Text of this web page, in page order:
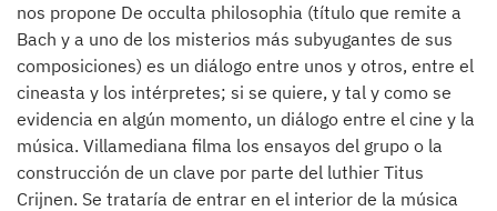
nos propone De occulta philosophia (título que remite a
Bach y a uno de los misterios más subyugantes de sus
composiciones) es un diálogo entre unos y otros, entre el
cineasta y los intérpretes; si se quiere, y tal y como se
evidencia en algún momento, un diálogo entre el cine y la
música. Villamediana filma los ensayos del grupo o la
construcción de un clave por parte del luthier Titus
Crijnen. Se trataría de entrar en el interior de la música